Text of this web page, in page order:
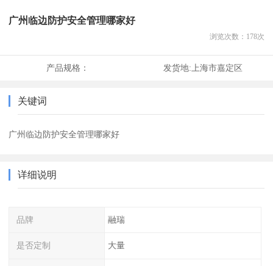
广州临边防护安全管理哪家好
浏览次数： 178次
产品规格： 发货地:上海市嘉定区
关键词
广州临边防护安全管理哪家好
详细说明
品牌 融瑞
是否定制 大量